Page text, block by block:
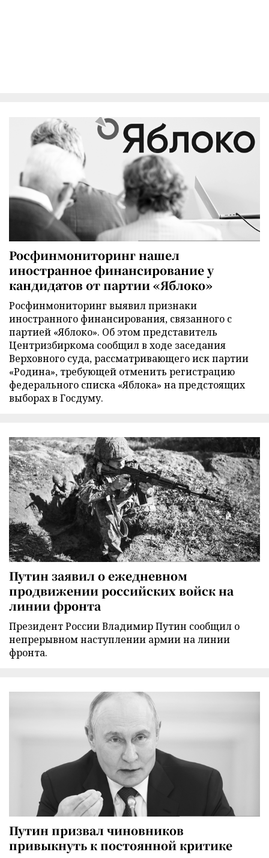
Росфинмониторинг нашел
иностранное финансирование у
кандидатов от партии «Яблоко»
Росфинмониторинг выявил признаки
иностранного финансирования, связанного с
партией «Яблоко». Об этом представитель
Центризбиркома сообщил в ходе заседания
Верховного суда, рассматривающего иск партии
«Родина», требующей отменить регистрацию
федерального списка «Яблока» на предстоящих
выборах в Госдуму.
Путин заявил о ежедневном
продвижении российских войск на
линии фронта
Президент России Владимир Путин сообщил о
непрерывном наступлении армии на линии
фронта.
Путин призвал чиновников
привыкнуть к постоянной критике